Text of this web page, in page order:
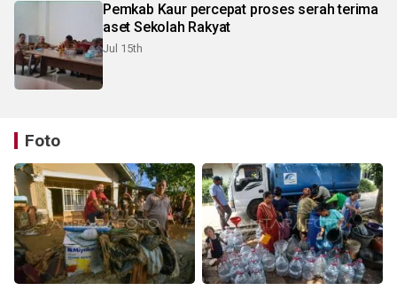
Pemkab Kaur percepat proses serah terima
aset Sekolah Rakyat
Jul 15th
Foto